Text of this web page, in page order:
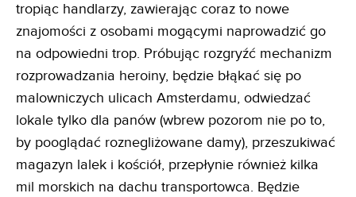
tropiąc handlarzy, zawierając coraz to nowe
znajomości z osobami mogącymi naprowadzić go
na odpowiedni trop. Próbując rozgryźć mechanizm
rozprowadzania heroiny, będzie błąkać się po
malowniczych ulicach Amsterdamu, odwiedzać
lokale tylko dla panów (wbrew pozorom nie po to,
by pooglądać roznegliżowane damy), przeszukiwać
magazyn lalek i kościół, przepłynie również kilka
mil morskich na dachu transportowca. Będzie